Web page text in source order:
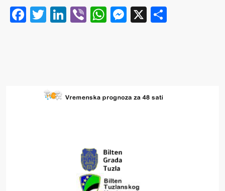
Facebook
Twitter
LinkedIn
ViberWhatsApp
Messenger
X